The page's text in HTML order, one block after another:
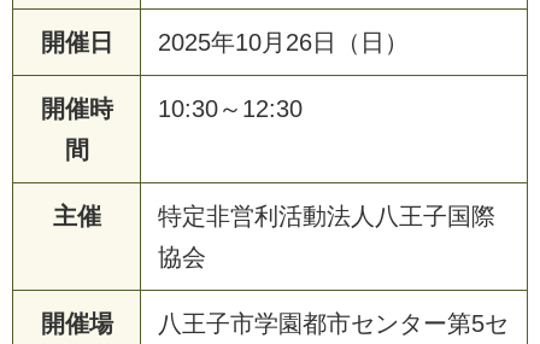
開催日 2025年10月26日（日）
開催時
間
10:30～12:30
主催
特定非営利活動法人八王子国際
協会
開催場
八王子市学園都市センター第5セ